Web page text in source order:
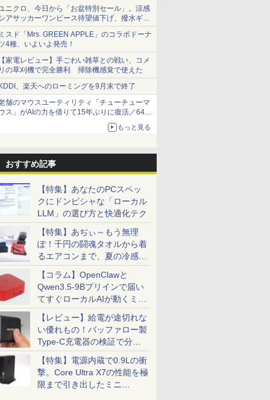
ニクロ、今日から「お盆特別セール」。涼感
アサッカーワンピース待望値下げ、撥水ギア
ョーツは1990円に
スド「Mrs. GREEN APPLE」のコラボドーナ
4種、いよいよ発売！
家電レビュー】手ごわい雑草との戦い、コメ
の草刈機で完全勝利 掃除機感覚で使えた
、楽天へのローミングを9月末で終了
舗のマウスユーティリティ「チューチューマ
ス」がAIの力を借りて15年ぶりに復活／64bit
、Windows 10/11、「Chrome」も走り回
。復活記念で2026年末まで500円
もっと見る
おすすめ記事
【特集】あなたのPCスペッ
クにドンピシャな「ローカル
LLM」の選び方と快適化テク
【特集】あぢぃ～もう無理
ぽ！千円の闘魂タオルから着
るエアコンまで、夏の冷感グ
ッズ一挙紹介
【コラム】OpenClawと
Qwen3.5-9Bプリインで届い
てすぐローカルAIが動くミニ
PC「SER9 Pro」
【レビュー】給電が途切れな
い優れもの！バッファロー製
Type-C充電器の検証で分か
ったこと
【特集】電源内蔵で0.9Lの衝
撃。Core Ultra X7の性能を極
限まで引き出したミニ